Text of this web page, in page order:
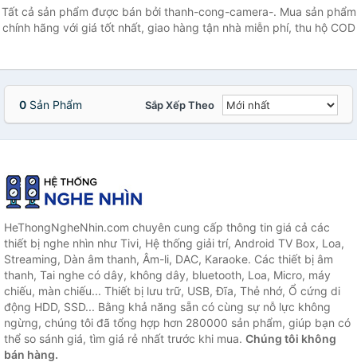
Tất cả sản phẩm được bán bởi thanh-cong-camera-. Mua sản phẩm
chính hãng với giá tốt nhất, giao hàng tận nhà miễn phí, thu hộ COD
0 Sản Phẩm Sắp Xếp Theo
HeThongNgheNhin.com chuyên cung cấp thông tin giá cả các
thiết bị nghe nhìn như Tivi, Hệ thống giải trí, Android TV Box, Loa,
Streaming, Dàn âm thanh, Âm-li, DAC, Karaoke. Các thiết bị âm
thanh, Tai nghe có dây, không dây, bluetooth, Loa, Micro, máy
chiếu, màn chiếu... Thiết bị lưu trữ, USB, Đĩa, Thẻ nhớ, Ổ cứng di
động HDD, SSD... Bằng khả năng sẵn có cùng sự nỗ lực không
ngừng, chúng tôi đã tổng hợp hơn 280000 sản phẩm, giúp bạn có
thể so sánh giá, tìm giá rẻ nhất trước khi mua. Chúng tôi không
bán hàng.